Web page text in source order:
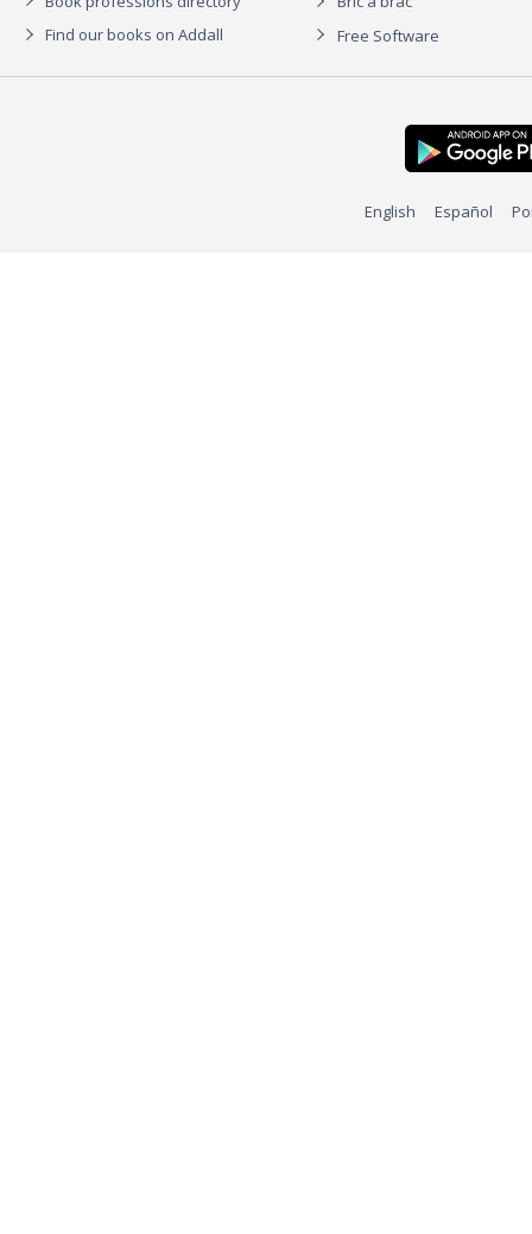
Find our books on Addall
Free Software
English Español